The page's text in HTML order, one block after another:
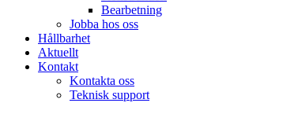
Bearbetning
Jobba hos oss
Hållbarhet
Aktuellt
Kontakt
Kontakta oss
Teknisk support